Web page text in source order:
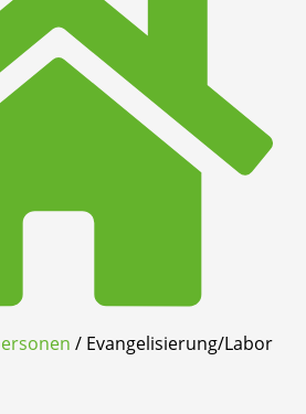
/ Evangelisierung/Labor